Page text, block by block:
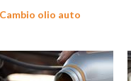
Cambio olio auto